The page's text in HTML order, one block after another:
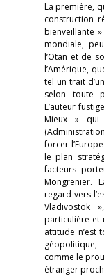
La première,
construction
bienveillante
mondiale,
l’Otan et de
l’Amérique,
tel un trait
selon toute
L’auteur
Mieux » qui
forcer
le plan
facteurs
Mongrenier.
regard vers
Vladivostok
particulière et
attitude n’est
comme le
étranger